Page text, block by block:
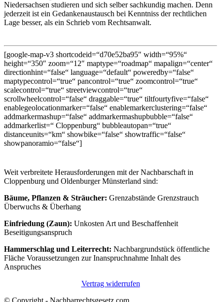
Niedersachsen studieren und sich selber sachkundig machen. Denn
jederzeit ist ein Gedankenaustausch bei Kenntniss der rechtlichen
Lage besser, als ein Schrieb vom Rechtsanwalt.
[google-map-v3 shortcodeid=“d70e52ba95″ width=“95%“
height=“350″ zoom=“12″ maptype=“roadmap“ mapalign=“center“
directionhint=“false“ language=“default“ poweredby=“false“
maptypecontrol=“true“ pancontrol=“true“ zoomcontrol=“true“
scalecontrol=“true“ streetviewcontrol=“true“
scrollwheelcontrol=“false“ draggable=“true“ tiltfourtyfive=“false“
enablegeolocationmarker=“false“ enablemarkerclustering=“false“
addmarkermashup=“false“ addmarkermashupbubble=“false“
addmarkerlist=“ Cloppenburg“ bubbleautopan=“true“
distanceunits=“km“ showbike=“false“ showtraffic=“false“
showpanoramio=“false“]
Weit verbreitete Herausforderungen mit der Nachbarschaft in
Cloppenburg und Oldenburger Münsterland sind:
Bäume, Pflanzen & Sträucher: Grenzabstände Grenzstrauch
Überwuchs & Überhang
Einfriedung (Zaun): Unkosten Art und Beschaffenheit
Beseitigungsanspruch
Hammerschlag und Leiterrecht: Nachbargrundstück öffentliche
Fläche Voraussetzungen zur Inanspruchnahme Inhalt des
Anspruches
Vertrag widerrufen
© Copyright - Nachbarrechtsgesetz.com